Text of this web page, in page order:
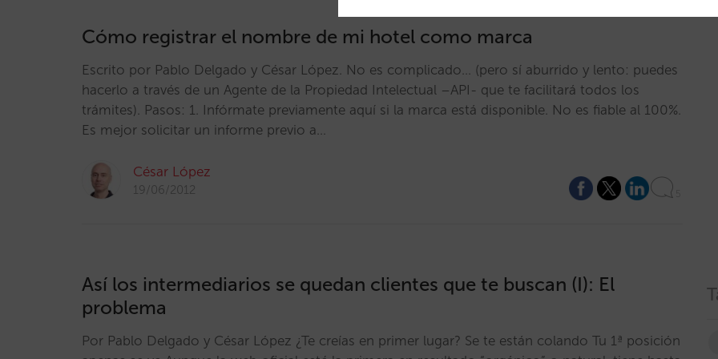
Cómo registrar el nombre de mi hotel como marca
Escrito por Pablo Delgado y César López. No es complicado… (pero sí aburrido y lento: puedes
hacerlo a través de un Agente de la Propiedad Intelectual –API- que te facilitará todos los
trámites). Pasos: 1. Infórmate previamente aquí si la marca está disponible. No es fiable al 100%.
Es mejor solicitar un informe previo a…
César López
19/06/2012
Así los intermediarios se quedan clientes que te buscan (I): El
problema
Por Pablo Delgado y César López ¿Te creías en primer lugar? Se te están colando Tu 1ª posición